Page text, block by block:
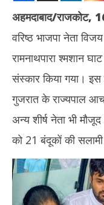
गुजरात के पूर्व सीएम विजय
अमित शाह सहित कई नेता
June
17,
2025
अहमदाबाद/राजकोट,
वरिष्ठ भाजपा नेता
रामनाथपारा श्मशान
संस्कार किया गया। इस
गुजरात के राज्यपाल
अन्य शीर्ष नेता भी
को 21 बंदूकों की